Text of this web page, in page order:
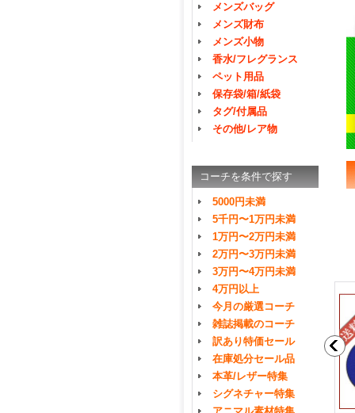
メンズバッグ
メンズ財布
メンズ小物
香水/フレグランス
ペット用品
保存袋/箱/紙袋
タグ/付属品
その他/レア物
コーチを条件で探す
5000円未満
5千円〜1万円未満
1万円〜2万円未満
2万円〜3万円未満
3万円〜4万円未満
4万円以上
今月の厳選コーチ
雑誌掲載のコーチ
訳あり特価セール
在庫処分セール品
本革/レザー特集
シグネチャー特集